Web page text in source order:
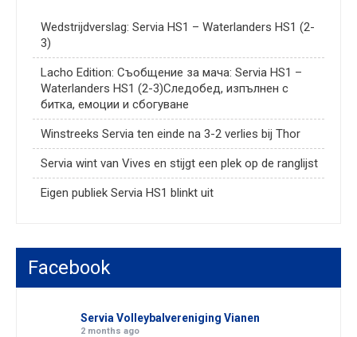
Wedstrijdverslag: Servia HS1 – Waterlanders HS1 (2-
3)
Lacho Edition: Съобщение за мача: Servia HS1 –
Waterlanders HS1 (2-3)Следобед, изпълнен с
битка, емоции и сбогуване
Winstreeks Servia ten einde na 3-2 verlies bij Thor
Servia wint van Vives en stijgt een plek op de ranglijst
Eigen publiek Servia HS1 blinkt uit
Facebook
Servia Volleybalvereniging Vianen
2 months ago